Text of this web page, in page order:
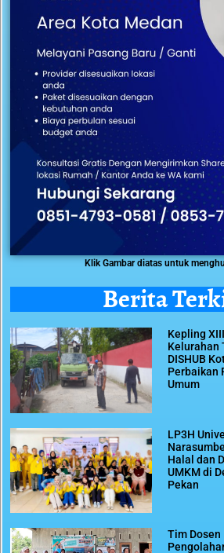
Klik Gambar diatas untuk
Berita
Kepling
Kelurahan
DISHUB
Perbaikan
Umum
LP3H
Halal dan
UMKM di
Pekan
Tim Dosen